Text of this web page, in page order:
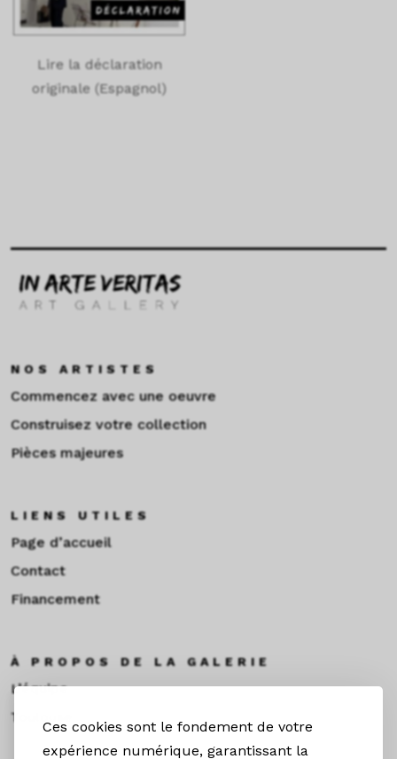
Ces cookies sont le fondement de votre
expérience numérique, garantissant la
Lire la déclaration
originale (Espagnol)
NOS ARTISTES
Commencez avec une oeuvre
Construisez votre collection
Pièces majeures
LIENS UTILES
Page d’accueil
Contact
Financement
À PROPOS DE LA GALERIE
L’équipe
Toulouse